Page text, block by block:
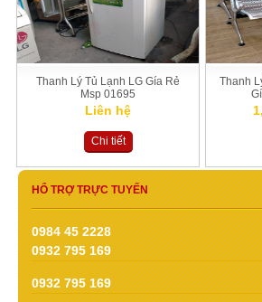
Thanh Lý Tủ Lạnh LG Gía Rẻ
Msp 01695
Liên hệ
Chi tiết
Thanh
HỔ TRỢ TRỰC TUYẾN
0984 45 2228
0932 795 169
0932 795 169